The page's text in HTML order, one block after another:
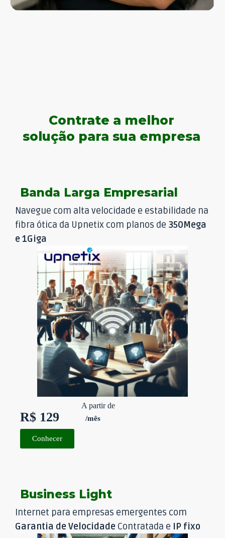
Contrate a melhor
solução para sua empresa
Banda Larga Empresarial
Navegue com alta velocidade e estabilidade na
fibra ótica da Upnetix com planos de 350Mega
e 1Giga
A partir de
R$ 129 /mês
Conhecer
Business Light
Internet para empresas emergentes com
Garantia de Velocidade Contratada e IP fixo